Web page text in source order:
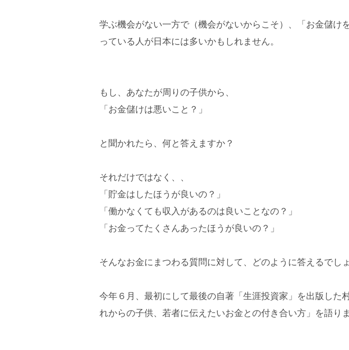
学ぶ機会がない一方で（機会がないからこそ）、「お金儲
っている人が日本には多いかもしれません。
もし、あなたが周りの子供から、
「お金儲けは悪いこと？」
と聞かれたら、何と答えますか？
それだけではなく、、
「貯金はしたほうが良いの？」
「働かなくても収入があるのは良いことなの？」
「お金ってたくさんあったほうが良いの？」
そんなお金にまつわる質問に対して、どのように答えるでし
今年６月、最初にして最後の自著「生涯投資家」を出版した
れからの子供、若者に伝えたいお金との付き合い方」を語りま